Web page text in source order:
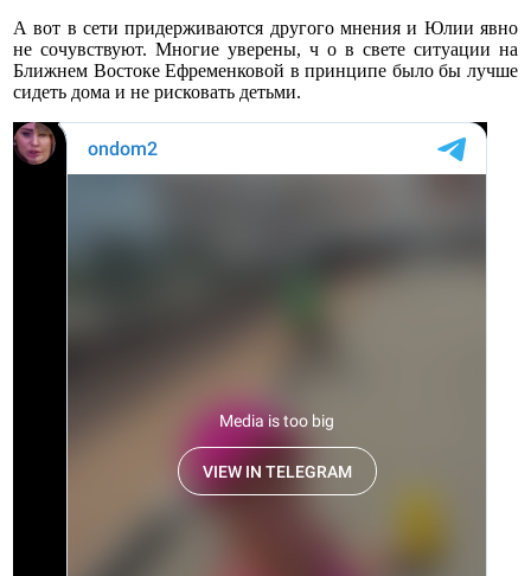
А вот в сети придерживаются другого мнения и Юлии явно
не сочувствуют. Многие уверены, ч о в свете ситуации на
Ближнем Востоке Ефременковой в принципе было бы лучше
сидеть дома и не рисковать детьми.